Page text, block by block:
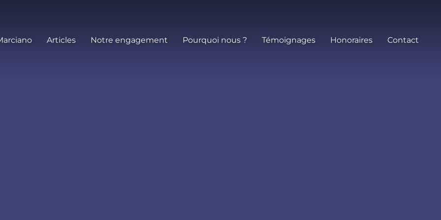
Articles Notre engagement Pourquoi nous ? Témoignages Honoraires Contact